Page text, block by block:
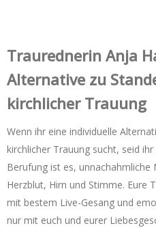
Trauredner‌in Anja
Alternative zu
kirchlicher Trauung
Wenn ihr eine individuelle
kirchlicher Trauung sucht, seid
Berufung ist es,
Herzblut, Hirn und Stimme. Eure
mit bestem Live-Gesang und
nur mit euch und eurer